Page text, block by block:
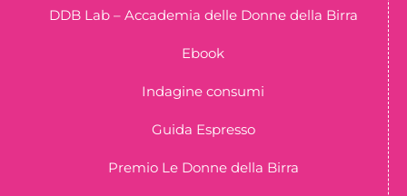
DDB Lab – Accademia delle Donne della Birra
Ebook
Indagine consumi
Guida Espresso
Premio Le Donne della Birra